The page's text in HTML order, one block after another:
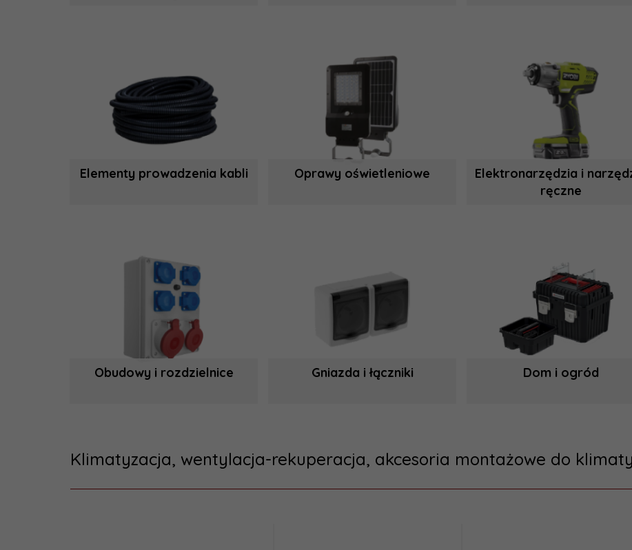
Elementy prowadzenia kabli Oprawy oświetleniowe
Elektronarzędzia i
ręczne
Obudowy i rozdzielnice Gniazda i łączniki Dom i ogród
Klimatyzacja, wentylacja-rekuperacja, akcesoria montażowe do